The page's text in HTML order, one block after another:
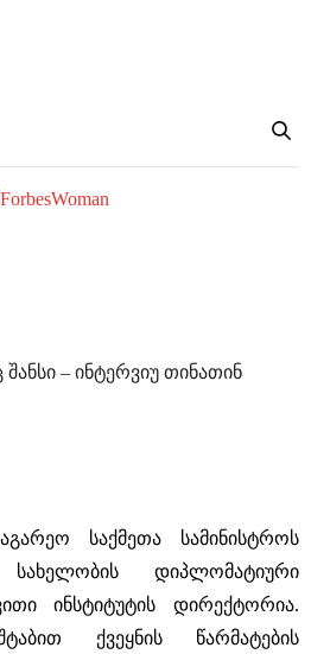
– ინტერვიუ თინათინ
საქმეთა სამინისტროს
დიპლომატიური
ინსტიტუტის დირექტორია.
ქვეყნის წარმატების